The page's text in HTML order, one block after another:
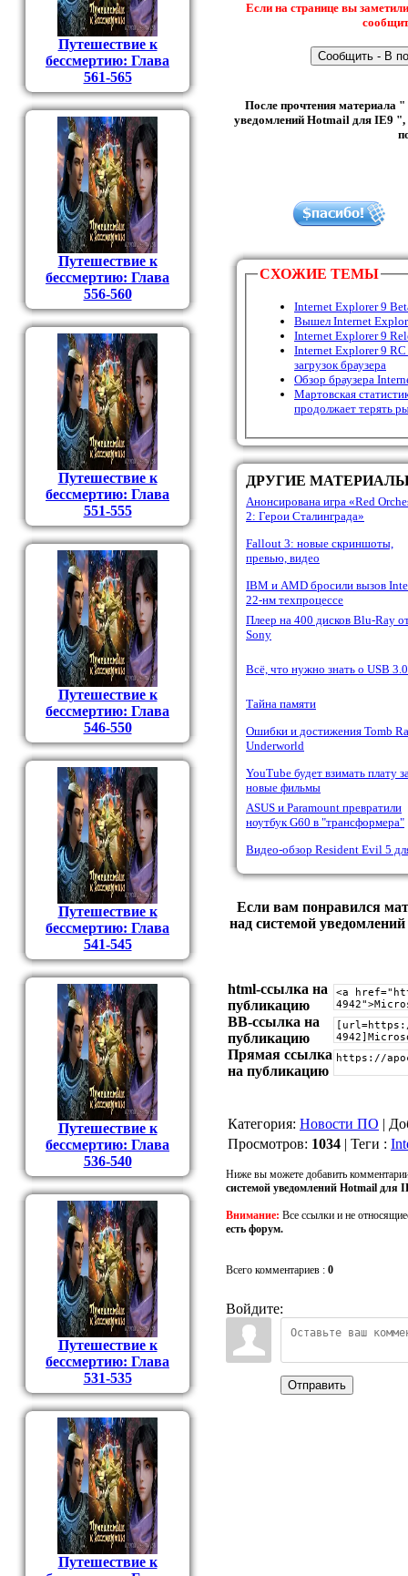
Путешествие к
бессмертию: Глава
561-565
Путешествие к
бессмертию: Глава
556-560
Путешествие к
бессмертию: Глава
551-555
Путешествие к
бессмертию: Глава
546-550
Путешествие к
бессмертию: Глава
541-545
Путешествие к
бессмертию: Глава
536-540
Путешествие к
бессмертию: Глава
531-535
Путешествие к
Если на странице вы
После прочтения материала
уведомлений Hotmail для IE9
СХОЖИЕ ТЕМЫ
Internet Explorer 9
Вышел Internet
Internet Explorer 9
Internet Explorer 9 RC
загрузок браузера
Обзор браузера
Мартовская
продолжает терять
ДРУГИЕ
Анонсирована игра «Red
2: Герои Сталинграда»
Fallout 3: новые скриншоты,
превью, видео
IBM и AMD бросили вызов
22-нм техпроцессе
Плеер на 400 дисков Blu-Ray
Sony
Всё, что нужно знать о USB 3.0
Тайна памяти
Ошибки и достижения Tomb
Underworld
YouTube будет взимать плату
новые фильмы
ASUS и Paramount превратили
ноутбук G60 в "трансформера"
Видео-обзор Resident Evil 5
Если вам понравился
над системой
html-cсылка на
публикацию
BB-cсылка на
публикацию
Прямая ссылка
на публикацию
Категория: Новости ПО |
Просмотров: 1034 | Теги :
Ниже вы можете добавить
системой уведомлений Hotmail для
Внимание: Все ссылки и не
есть форум.
Всего комментариев : 0
Войдите:
Отправить